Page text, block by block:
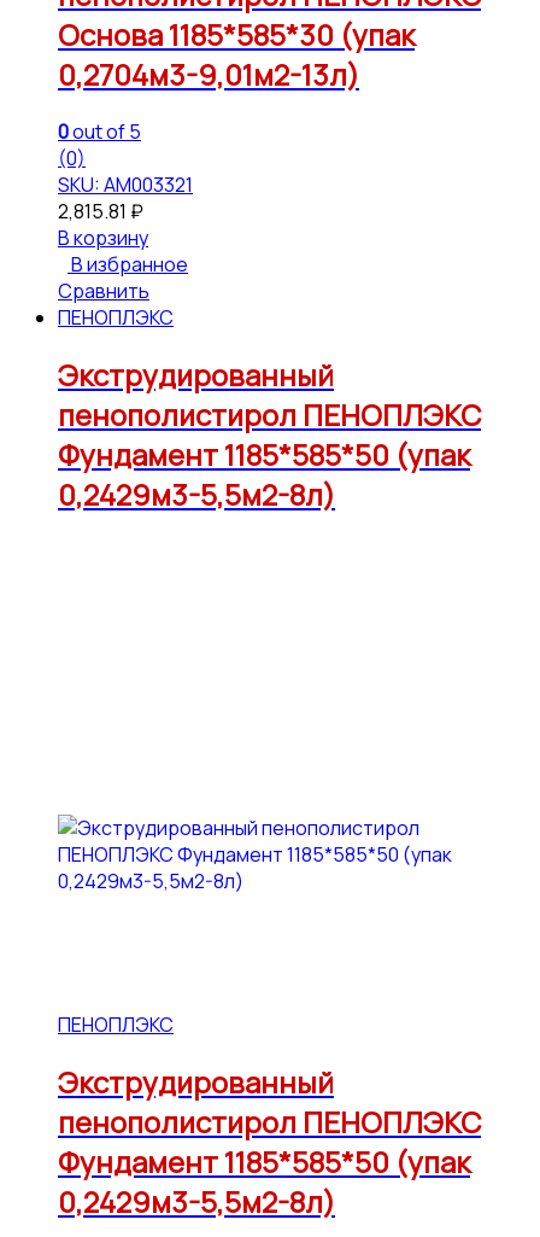
Основа 1185*585*30 (упак
0,2704м3-9,01м2-13л)
0out of 5
(0)
SKU: АМ003321
2,815.81 ₽
В корзину
В избранное
Сравнить
ПЕНОПЛЭКС
Экструдированный
пенополистирол ПЕНОПЛЭКС
Фундамент 1185*585*50 (упак
0,2429м3-5,5м2-8л)
ПЕНОПЛЭКС
Экструдированный
пенополистирол ПЕНОПЛЭКС
Фундамент 1185*585*50 (упак
0,2429м3-5,5м2-8л)